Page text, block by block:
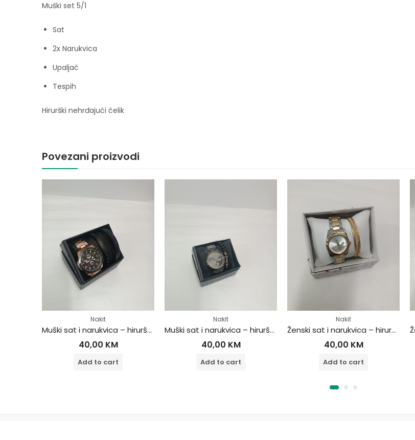
Muški set 5/1
Sat
2x Narukvica
Upaljač
Tespih
Hirurški nehrđajući čelik
Povezani proizvodi
Nakit
Muški sat i narukvica – hirurški čelik
40,00 KM
Add to cart
Nakit
Muški sat i narukvica – hirurški čelik
40,00 KM
Add to cart
Nakit
Ženski sat i narukvica – hirurški čelik
40,00 KM
Add to cart